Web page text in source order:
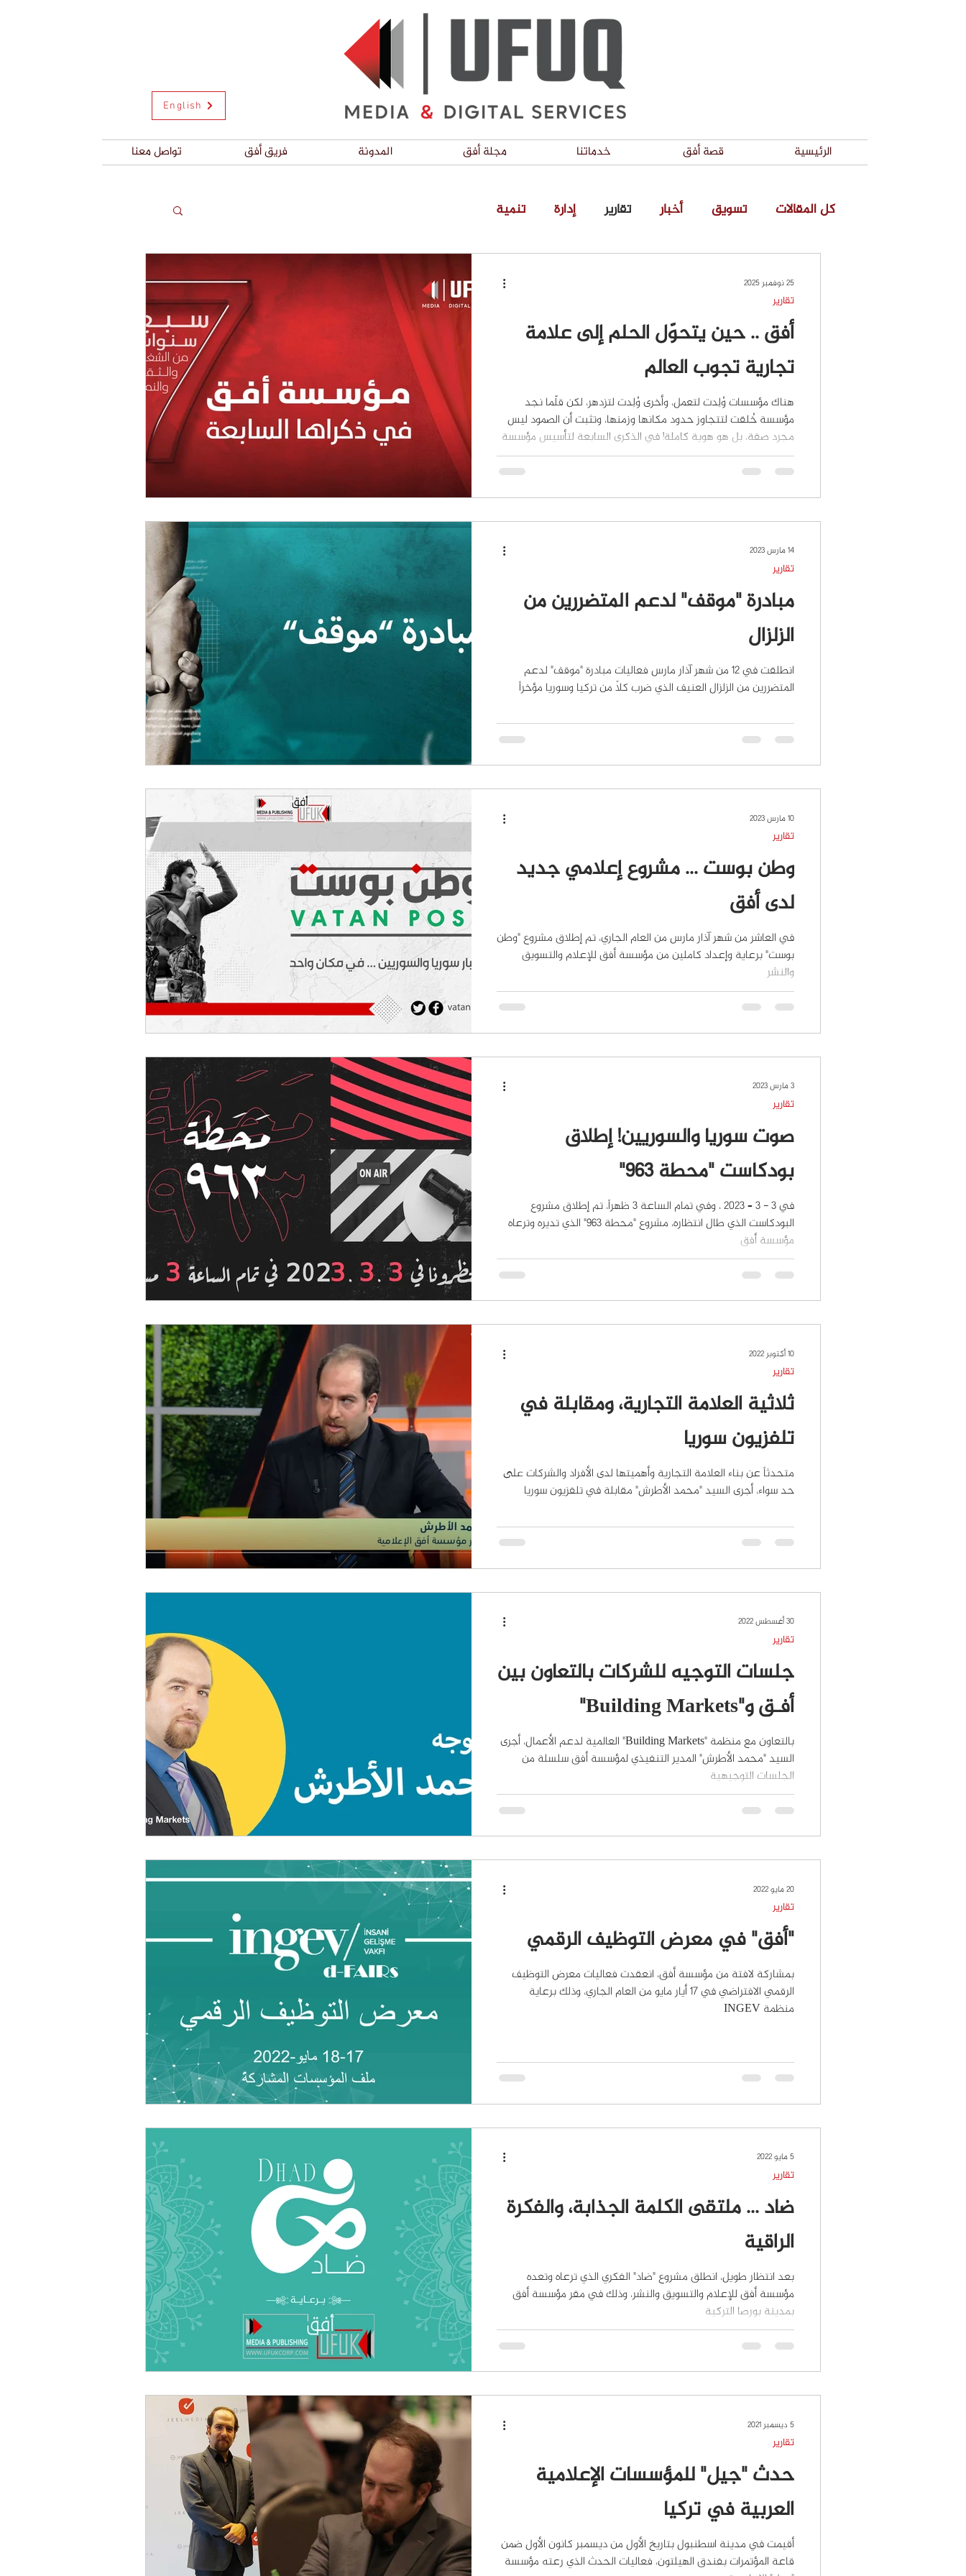
English
الرئيسية قصة أفق خدماتنا مجلة أفق المدونة فريق أفق تواصل معنا
كل المقالات تسويق أخبار تقارير إدارة تنمية
أفق .. حين يتحوّل الحلم إلى علامة
تجارية تجوب العالم
هناك مؤسسات وُلِدت لتعمل، وأخرى وُلِدت لتزدهر، لكن قلّما نجد
مؤسسة خُلقت لتتجاوز حدود مكانها وزمنها، وتثبت أن الصمود ليس
مجرد صفة، بل هو هوية كاملة! في الذكرى السابعة لتأسيس مؤسسة
أفق ، يبدو المشهد أقرب إلى حكاية تحوّلت إلى واقع، ورحلة بدأت
بخطوة صغيرة ثم اتسعت لتصل إلى دول متعددة وتُلامس مشاريع من
تجاري حقيقي في عالم تتسارع فيه التغيرات. ومهما تعددت
تقارير
25 نوفمبر 2025
مبادرة "موقف" لدعم المتضررين من
الزلزال
انطلقت في 12 من شهر آذار مارس فعاليات مبادرة "موقف" لدعم
المتضررين من الزلزال العنيف الذي ضرب كلاً من تركيا وسوريا مؤخراً
تقارير
14 مارس 2023
وطن بوست ... مشروع إعلامي جديد
لدى أفق
في العاشر من شهر آذار مارس من العام الجاري، تم إطلاق مشروع "وطن
بوست" برعاية وإعداد كاملين من مؤسسة أفق للإعلام والتسويق
والنشر
تقارير
10 مارس 2023
صوت سوريا والسوريين! إطلاق
بودكاست "محطة 963"
في 3 - 3 – 2023 ، وفي تمام الساعة 3 ظهراً، تم إطلاق مشروع
البودكاست الذي طال انتظاره، مشروع "محطة 963" الذي تديره وترعاه
مؤسسة أفق
تقارير
3 مارس 2023
ثلاثية العلامة التجارية، ومقابلة في
تلفزيون سوريا
متحدثاً عن بناء العلامة التجارية وأهميتها لدى الأفراد والشركات على
حد سواء، أجرى السيد "محمد الأطرش" مقابلة في تلفزيون سوريا
تقارير
10 أكتوبر 2022
جلسات التوجيه للشركات بالتعاون بين
أفـق و"Building Markets"
بالتعاون مع منظمة "Building Markets" العالمية لدعم الأعمال، أجرى
السيد "محمد الأطرش" المدير التنفيذي لمؤسسة أفق سلسلة من
الجلسات التوجيهية
تقارير
30 أغسطس 2022
"أفق" في معرض التوظيف الرقمي
بمشاركة لافتة من مؤسسة أفق، انعقدت فعاليات معرض التوظيف
الرقمي الافتراضي في 17 أيار مايو من العام الجاري، وذلك برعاية
منظمة INGEV
تقارير
20 مايو 2022
ضاد ... ملتقى الكلمة الجذابة، والفكرة
الراقية
بعد انتظار طويل، انطلق مشروع "ضاد" الفكري الذي ترعاه وتعده
مؤسسة أفق للإعلام والتسويق والنشر، وذلك في مقر مؤسسة أفق
بمدينة بورصا التركية
تقارير
5 مايو 2022
حدث "جيل" للمؤسسات الإعلامية
العربية في تركيا
أقيمت في مدينة اسطنبول بتاريخ الأول من ديسمبر كانون الأول ضمن
قاعة المؤتمرات بفندق الهيلتون، فعاليات الحدث الذي رعته مؤسسة
تقارير
5 ديسمبر 2021